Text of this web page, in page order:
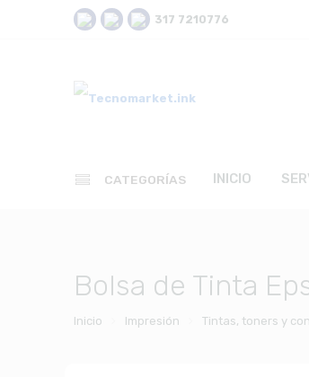
317 7210776
CATEGORÍAS INICIO
Bolsa de Tinta
Inicio Impresión Tintas, toners y